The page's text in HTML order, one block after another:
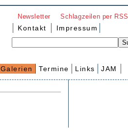
Newsletter Schlagzeilen per RSS
Kontakt Impressum
Galerien Termine Links JAM